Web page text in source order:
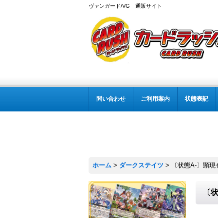
ヴァンガード/VG 通販サイト
問い合わせ ご利用案内 状態表記
ホーム > ダークステイツ > 〔状態A-〕顕
〔